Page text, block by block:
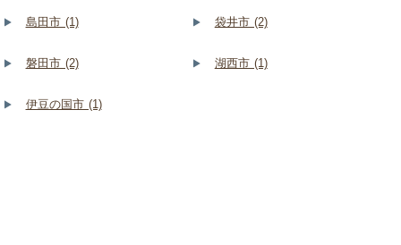
島田市 (1) 袋井市 (2)
磐田市 (2) 湖西市 (1)
伊豆の国市 (1)